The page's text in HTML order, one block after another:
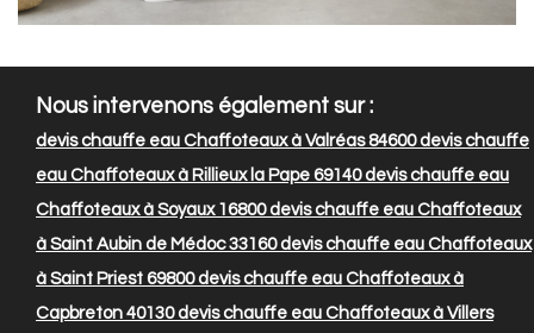
Nous intervenons également sur :
devis chauffe eau Chaffoteaux à Valréas 84600devis chauffe
eau Chaffoteaux à Rillieux la Pape 69140devis chauffe eau
Chaffoteaux à Soyaux 16800devis chauffe eau Chaffoteaux
à Saint Aubin de Médoc 33160devis chauffe eau Chaffoteaux
à Saint Priest 69800devis chauffe eau Chaffoteaux à
Capbreton 40130devis chauffe eau Chaffoteaux à Villers